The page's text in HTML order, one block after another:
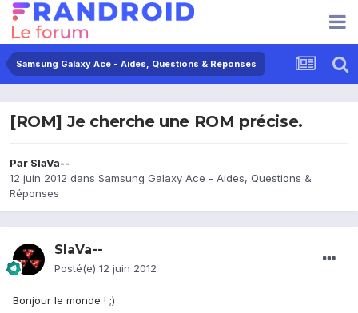
Samsung Galaxy Ace - Aides, Questions & Réponses
[ROM] Je cherche une ROM précise.
Par SlaVa--
12 juin 2012 dans Samsung Galaxy Ace - Aides, Questions &
Réponses
SlaVa--
Posté(e) 12 juin 2012
Bonjour le monde ! ;)